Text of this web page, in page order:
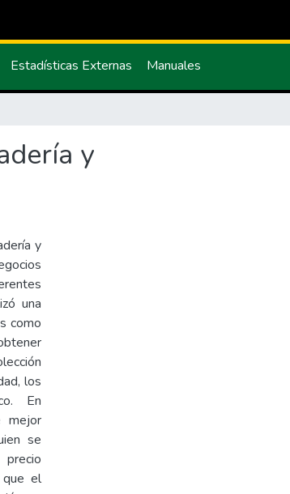
Estadísticas Externas Manuales
y
y
una
como
los
En
mejor
se
que el